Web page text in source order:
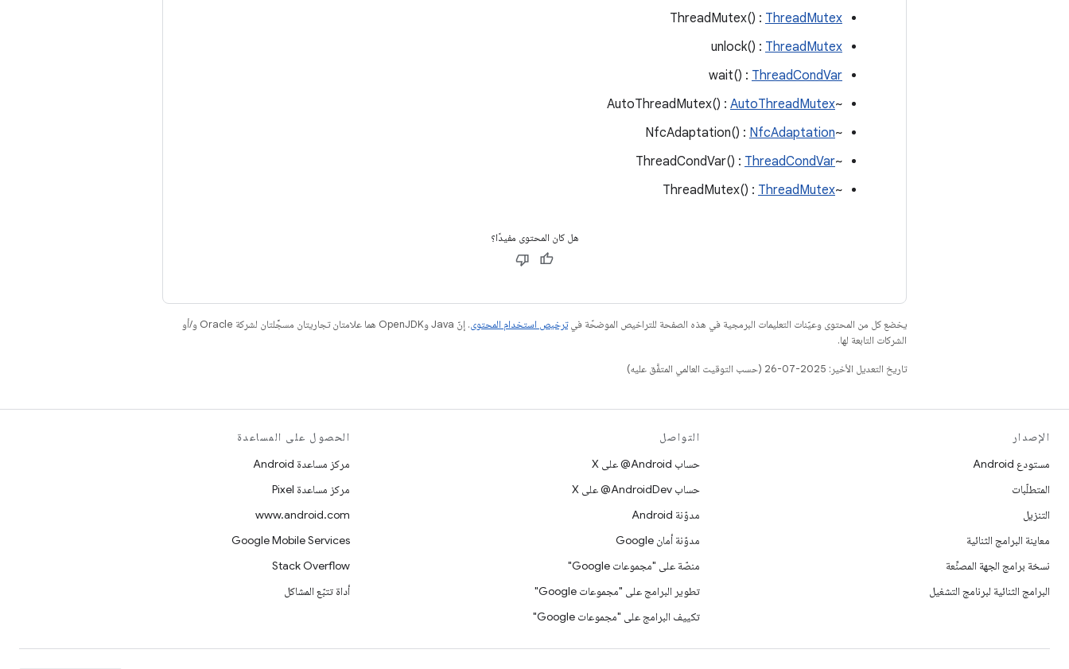
ThreadMutex() : ThreadMutex
unlock() : ThreadMutex
wait() : ThreadCondVar
~AutoThreadMutex() :
AutoThreadMutex
~NfcAdaptation() :
NfcAdaptation
~ThreadCondVar() :
ThreadCondVar
~ThreadMutex() :
ThreadMutex
هل كان المحتوى مفيدًا؟
يخضع كل من المحتوى وعيّنات التعليمات البرمجية في هذه الصفحة للتراخيص الموضحّة فيترخيص استخدام المحتوى
. إنّ Java وOpenJDK هما علامتان تجاريتان مسجَّلتان لشركة Oracle و/أو
الشركات التابعة لها.
تاريخ التعديل الأخير: 2025-07-26 (حسب التوقيت العالمي المتفَّق عليه)
الإصدار
مستودع Android
المتطلّبات
التنزيل
معاينة البرامج الثنائية
نسخة برامج الجهة المصنِّعة
البرامج الثنائية لبرنامج التشغيل
التواصل
حساب ‎@Android على X
حساب ‎@AndroidDev على X
مدوّنة Android
مدوّنة أمان Google
منصّة على "مجموعات Google"
تطوير البرامج على "مجموعات Google"
تكييف البرامج على "مجموعات Google"
الحصول على المساعدة
مركز مساعدة Android
مركز مساعدة Pixel
www.android.com
Google Mobile Services
Stack Overflow
أداة تتبّع المشاكل